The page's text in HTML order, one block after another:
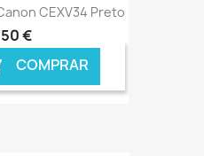
CEXV34 Preto
€
COMPRAR